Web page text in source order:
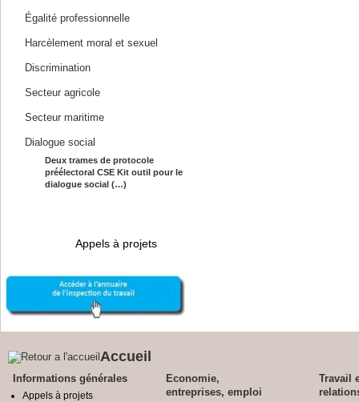
Égalité professionnelle
Harcèlement moral et sexuel
Discrimination
Secteur agricole
Secteur maritime
Dialogue social
Deux trames de protocole
préélectoral CSE Kit outil pour le
dialogue social (…)
Appels à projets
Accueil
Informations générales
Appels à projets
Economie,
entreprises, emploi
Travail